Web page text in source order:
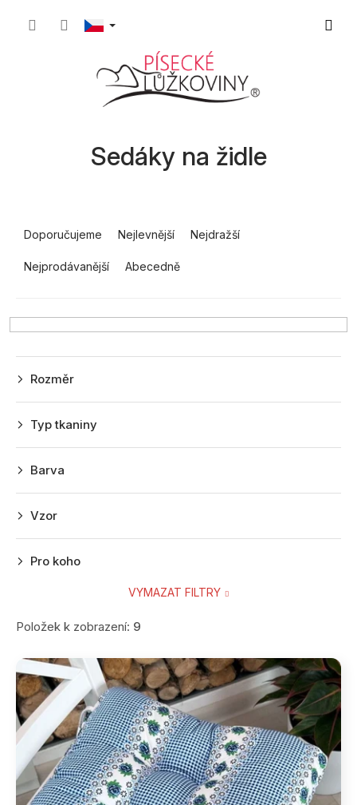
Sedáky na židle
a
í
r
d
k
Doporučujeme Nejlevnější Nejdražší
Nejprodávanější Abecedně
Barva
Typ tkaniny
Rozměr
Vzor
Pro koho
VYMAZAT FILTRY
Položek k zobrazení: 9
ý
p